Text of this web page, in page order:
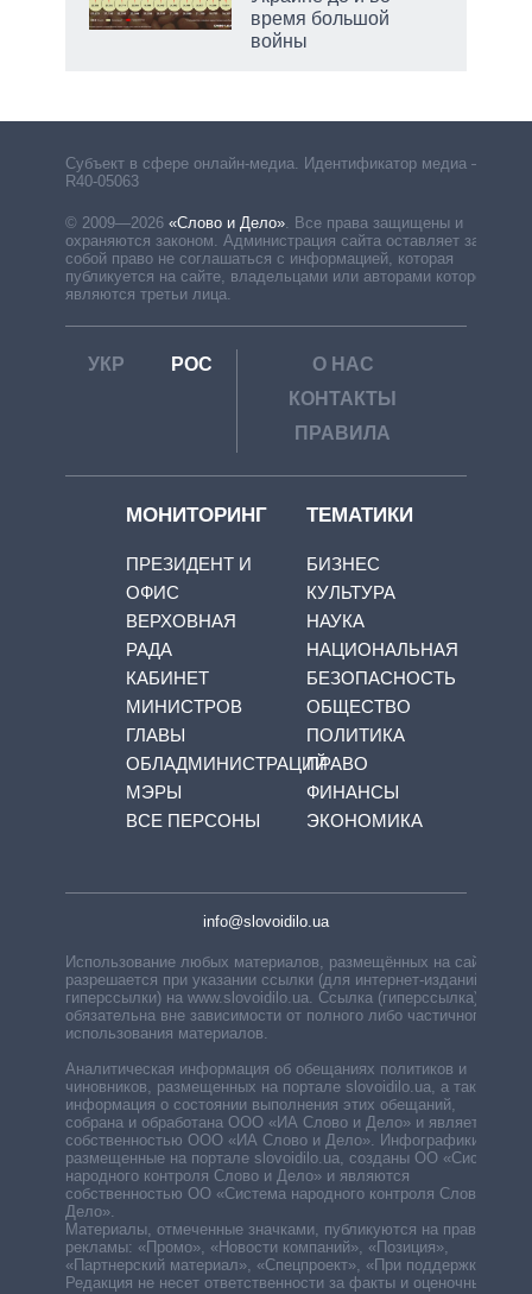
время большой
войны
Субъект в сфере онлайн-медиа. Идентификатор медиа –
R40-05063
© 2009—2026 «Слово и Дело» Все права защищены и
охраняются законом. Администрация сайта оставляет за
собой право не соглашаться с информацией, которая
публикуется на сайте, владельцами или авторами которой
являются третьи лица.
УКР РОС
О НАС
КОНТАКТЫ
ПРАВИЛА
МОНИТОРИНГ
ПРЕЗИДЕНТ И
ОФИС
ВЕРХОВНАЯ
РАДА
КАБИНЕТ
МИНИСТРОВ
ГЛАВЫ
ОБЛАДМИНИСТРАЦИЙ
МЭРЫ
ВСЕ ПЕРСОНЫ
ТЕМАТИКИ
БИЗНЕС
КУЛЬТУРА
НАУКА
НАЦИОНАЛЬНАЯ
БЕЗОПАСНОСТЬ
ОБЩЕСТВО
ПОЛИТИКА
ПРАВО
ФИНАНСЫ
ЭКОНОМИКА
info@slovoidilo.ua
Использование любых материалов, размещённых на сайте,
разрешается при указании ссылки (для интернет-изданий —
гиперссылки) на www.slovoidilo.ua. Ссылка (гиперссылка)
обязательна вне зависимости от полного либо частичного
использования материалов.
Аналитическая информация об обещаниях политиков и
чиновников, размещенных на портале slovoidilo.ua, а также
информация о состоянии выполнения этих обещаний,
собрана и обработана ООО «ИА Слово и Дело» и является
собственностью ООО «ИА Слово и Дело». Инфографики,
размещенные на портале slovoidilo.ua, созданы ОО «Система
народного контроля Слово и Дело» и являются
собственностью ОО «Система народного контроля Слово и
Дело».
Материалы, отмеченные значками, публикуются на правах
рекламы: «Промо», «Новости компаний», «Позиция»,
«Партнерский материал», «Спецпроект», «При поддержке».
Редакция не несет ответственности за факты и оценочные